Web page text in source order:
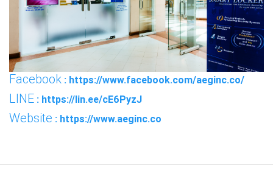
Facebook : https://www.facebook.com/aeginc.co/
LINE : https://lin.ee/cE6PyzJ
Website : https://www.aeginc.co